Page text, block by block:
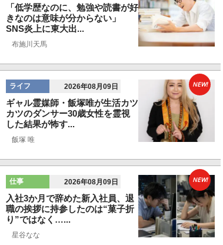
「低学歴なのに、勉強や読書が好
きなのは意味が分からない」
SNS炎上に東大出...
布施川天馬
ライフ 2026年08月09日
ギャル霊媒師・飯塚唯が生活カツ
カツのダンサー30歳女性を霊視
した結果が怖す...
飯塚 唯
NEW!
仕事 2026年08月09日
入社3か月で辞めた新入社員、退
職の挨拶に持参したのは“菓子折
り”ではなく…...
星谷なな
NEW!